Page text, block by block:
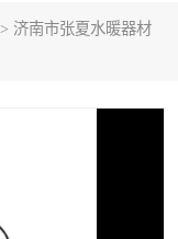
> 济南市张夏水暖器材
器设备